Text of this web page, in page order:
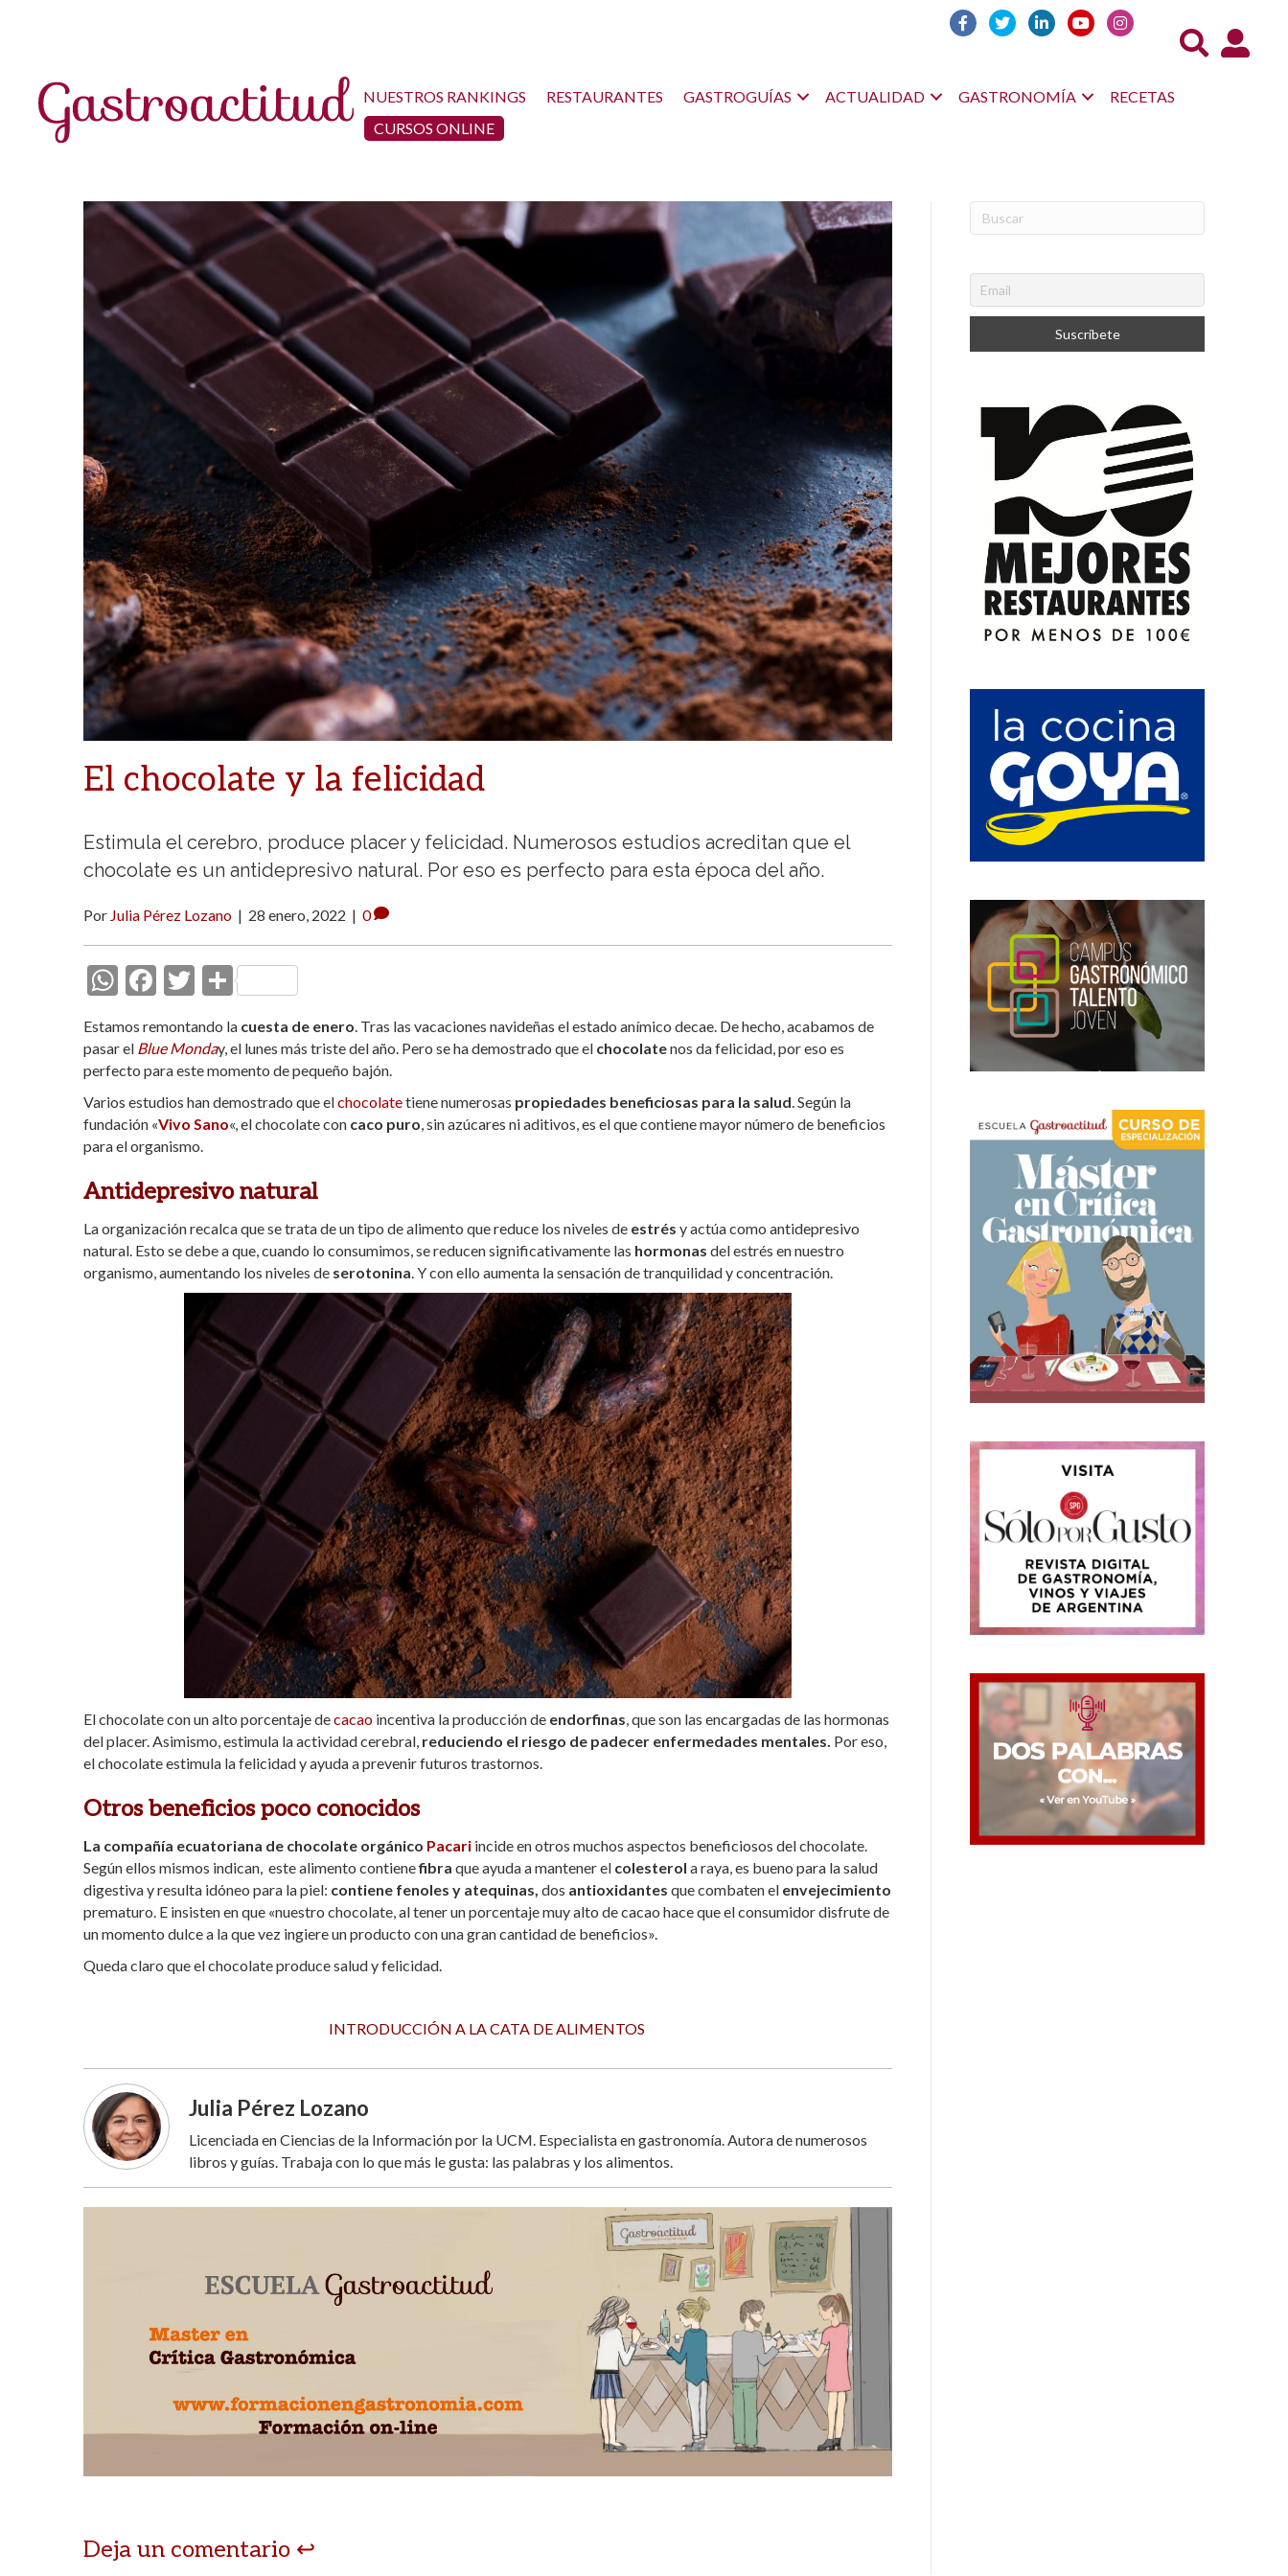
Acceso
NUESTROS RANKINGS RESTAURANTES GASTROGUÍAS ACTUALIDAD GASTRONOMÍA
RECETAS
CURSOS ONLINE
El chocolate y la felicidad
Estimula el cerebro, produce placer y felicidad. Numerosos estudios acreditan que el
chocolate es un antidepresivo natural. Por eso es perfecto para esta época del año.
Por Julia Pérez Lozano | 28 enero, 2022 | 0
W
at
s
A
p
p
F
e
b
o
o
k
T
itt
er
C
m
p
ar
ti
Estamos remontando la cuesta de enero. Tras las vacaciones navideñas el estado anímico decae. De hecho, acabamos de
pasar el Blue Monday, el lunes más triste del año. Pero se ha demostrado que el chocolatenos da felicidad, por eso es
perfecto para este momento de pequeño bajón.
Varios estudios han demostrado que elchocolatetiene numerosas propiedades beneficiosas para la salud. Según la
fundación «Vivo Sano«, el chocolate con caco puro, sin azúcares ni aditivos, es el que contiene mayor número de beneficios
para el organismo.
Antidepresivo natural
La organización recalca que se trata de un tipo de alimento que reduce los niveles de estrés y actúa como antidepresivo
natural. Esto se debe a que, cuando lo consumimos, se reducen significativamente las hormonas del estrés en nuestro
organismo, aumentando los niveles de serotonina. Y con ello aumenta la sensación de tranquilidad y concentración.
El chocolate con un alto porcentaje decacao incentiva la producción de endorfinas , que son las encargadas de las hormonas
del placer. Asimismo, estimula la actividad cerebral, reduciendo el riesgo de padecer enfermedades mentales. Por eso,
el chocolate estimula la felicidad y ayuda a prevenir futuros trastornos.
Otros beneficios poco conocidos
La compañía ecuatoriana de chocolate orgánico Pacari incide en otros muchos aspectos beneficiosos del chocolate.
Según ellos mismos indican, este alimento contienefibra que ayuda a mantener el colesterol a raya, es bueno para la salud
digestiva y resulta idóneo para la piel: contiene fenoles y atequinas, dos antioxidantes que combaten el envejecimiento
prematuro. E insisten en que «nuestro chocolate, al tener un porcentaje muy alto de cacao hace que el consumidor disfrute de
un momento dulce a la que vez ingiere un producto con una gran cantidad de beneficios».
Queda claro que el chocolate produce salud y felicidad.
INTRODUCCIÓN A LA CATA DE ALIMENTOS
Julia Pérez Lozano
Licenciada en Ciencias de la Información por la UCM. Especialista en gastronomía. Autora de numerosos
libros y guías. Trabaja con lo que más le gusta: las palabras y los alimentos.
Deja un comentario